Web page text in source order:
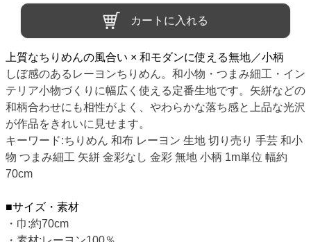
カートに入れる
上質なちりめんの風合い × 和モダンに使える無地／小柄
しぼ感のあるレーヨンちりめん。和小物・つまみ細工・イン
テリア小物づくりに幅広く使える定番生地です。矢絣などの
和柄合わせにも相性がよく、やわらかな落ち感と上品な光沢
が作品をきれいに見せます。
キーワード:ちりめん 和布 レーヨン 生地 切り売り 手芸 和小
物 つまみ細工 矢絣 金彩なし 金彩 無地 小柄 1m単位 幅約
70cm
■サイズ・素材
・巾:約70cm